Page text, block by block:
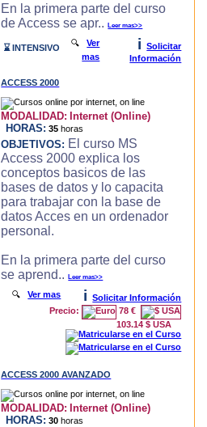
En la primera parte del curso
de Access se apr..Leer mas>>
⌛ INTENSIVO 🔍Ver
mas
i
Solicitar
Información
ACCESS 2000
MODALIDAD: Internet (Online)
HORAS: 35 horas
OBJETIVOS: El curso MS
Access 2000 explica los
conceptos basicos de las
bases de datos y lo capacita
para trabajar con la base de
datos Acces en un ordenador
personal.
En la primera parte del curso
se aprend..Leer mas>>
🔍Ver mas i
Solicitar Información
Precio:
78 €
103.14 $ USA
ACCESS 2000 AVANZADO
MODALIDAD: Internet (Online)
HORAS: 30 horas